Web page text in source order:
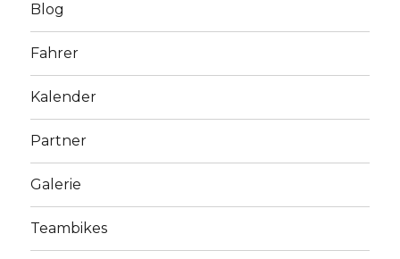
Blog
Fahrer
Kalender
Partner
Galerie
Teambikes